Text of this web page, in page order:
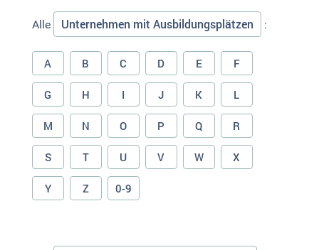
Alle Unternehmen mit Ausbildungsplätzen :
A B C D E F
G H I J K L
M N O P Q R
S T U V W X
Y Z 0-9